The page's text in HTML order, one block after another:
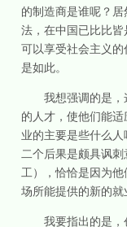
的制造商是谁呢？
法，在中国已比比
可以享受社会主义
是如此。
我想强调的是，
的人才，使他们能
业的主要是些什么
二个后果是颇具讽
工），恰恰是因为
场所能提供的新的就
我要指出的是